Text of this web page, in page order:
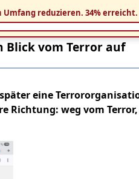
Umfang reduzieren. 34% erreicht.
Blick vom Terror auf
eine
Richtung: weg vom